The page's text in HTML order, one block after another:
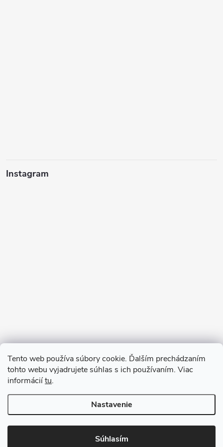
Tento web používa súbory cookie. Ďalším prechádzaním
tohto webu vyjadrujete súhlas s ich používaním. Viac
informáciítu.
Nastavenie
Súhlasím
Instagram
Sledovať na Instagrame
Copyright 2026remab.sk. Všetky práva vyhradené.